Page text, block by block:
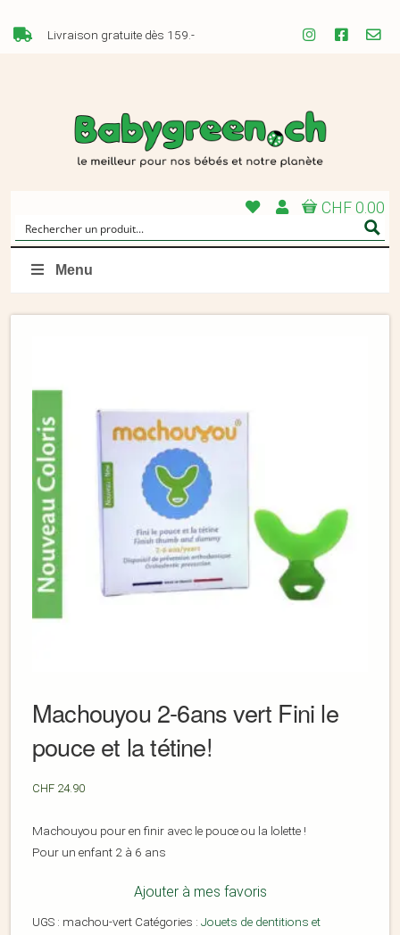
Livraison gratuite dès 159.-
CHF 0.00
Menu
Machouyou 2-6ans vert Fini le
pouce et la tétine!
CHF 24.90
Machouyou pour en finir avec le pouce ou la lolette !
Pour un enfant 2 à 6 ans
Ajouter à mes favoris
UGS : machou-vert Catégories : Jouets de dentitions et